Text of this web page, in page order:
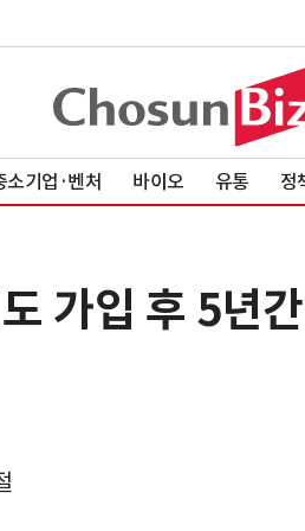
소기업·벤처 바이오 유통 정
가입 후 5년